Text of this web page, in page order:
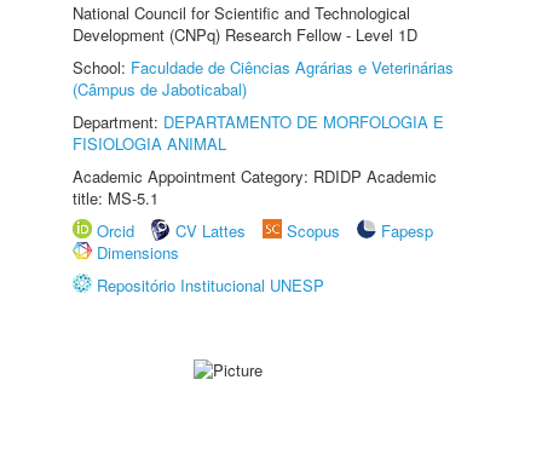
National Council for Scientific and Technological
Development (CNPq) Research Fellow - Level 1D
School: Faculdade de Ciências Agrárias e Veterinárias
(Câmpus de Jaboticabal)
Department: DEPARTAMENTO DE MORFOLOGIA E
FISIOLOGIA ANIMAL
Academic Appointment Category: RDIDP Academic
title: MS-5.1
Orcid
CV Lattes Scopus
Fapesp
Dimensions
Repositório Institucional UNESP